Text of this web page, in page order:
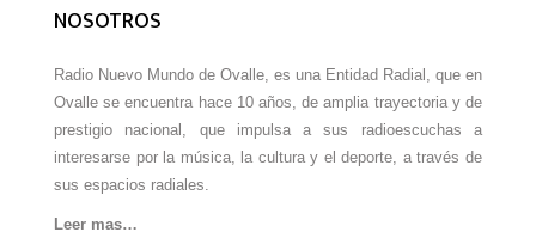
NOSOTROS
Radio Nuevo Mundo de Ovalle, es una Entidad Radial, que en
Ovalle se encuentra hace 10 años, de amplia trayectoria y de
prestigio nacional, que impulsa a sus radioescuchas a
interesarse por la música, la cultura y el deporte, a través de
sus espacios radiales.
Leer mas…